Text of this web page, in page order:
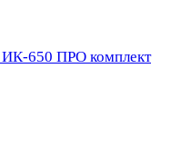
ИК-650 ПРО комплект